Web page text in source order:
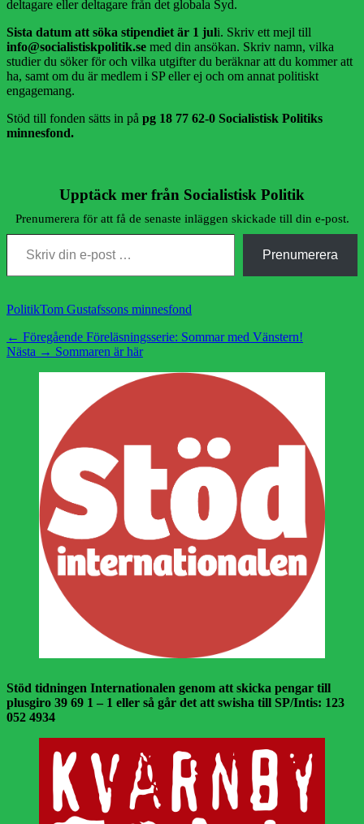
deltagare eller deltagare från det globala Syd.
Sista datum att söka stipendiet är 1 juli. Skriv ett mejl till
info@socialistiskpolitik.se med din ansökan. Skriv namn, vilka
studier du söker för och vilka utgifter du beräknar att du kommer att
ha, samt om du är medlem i SP eller ej och om annat politiskt
engagemang.
Stöd till fonden sätts in på pg 18 77 62-0 Socialistisk Politiks
minnesfond.
Upptäck mer från Socialistisk Politik
Prenumerera för att få de senaste inläggen skickade till din e-post.
Skriv din e-post …
Prenumerera
Kategorier
PolitikEtiketter
Tom Gustafssons minnesfond
Inläggsnavigering
← Föregående Föregående
inlägg:
Föreläsningsserie: Sommar med Vänstern!
Nästa → Nästa
Sommaren är här
Stöd tidningen Internationalen genom att skicka pengar till
plusgiro 39 69 1 – 1 eller så går det att swisha till SP/Intis: 123
052 4934